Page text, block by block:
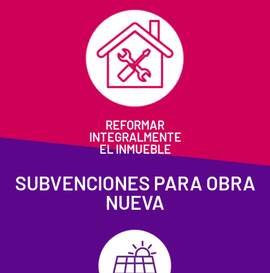
REFORMAR
INTEGRALMENTE
EL INMUEBLE
SUBVENCIONES PARA OBRA
NUEVA